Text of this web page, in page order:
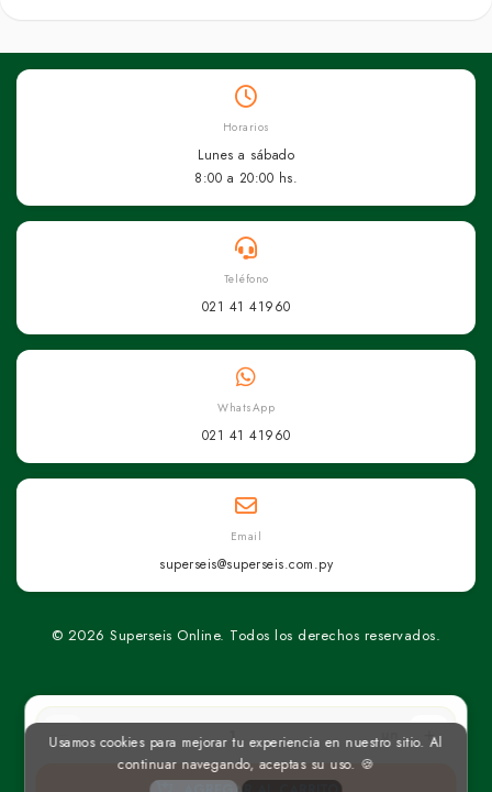
un
Horarios
Lunes a sábado
8:00 a 20:00 hs.
Teléfono
021 41 41960
WhatsApp
021 41 41960
Email
superseis@superseis.com.py
© 2026 Superseis Online. Todos los derechos reservados.
Usamos cookies para mejorar tu experiencia en nuestro sitio. Al
continuar navegando, aceptas su uso. 🍪